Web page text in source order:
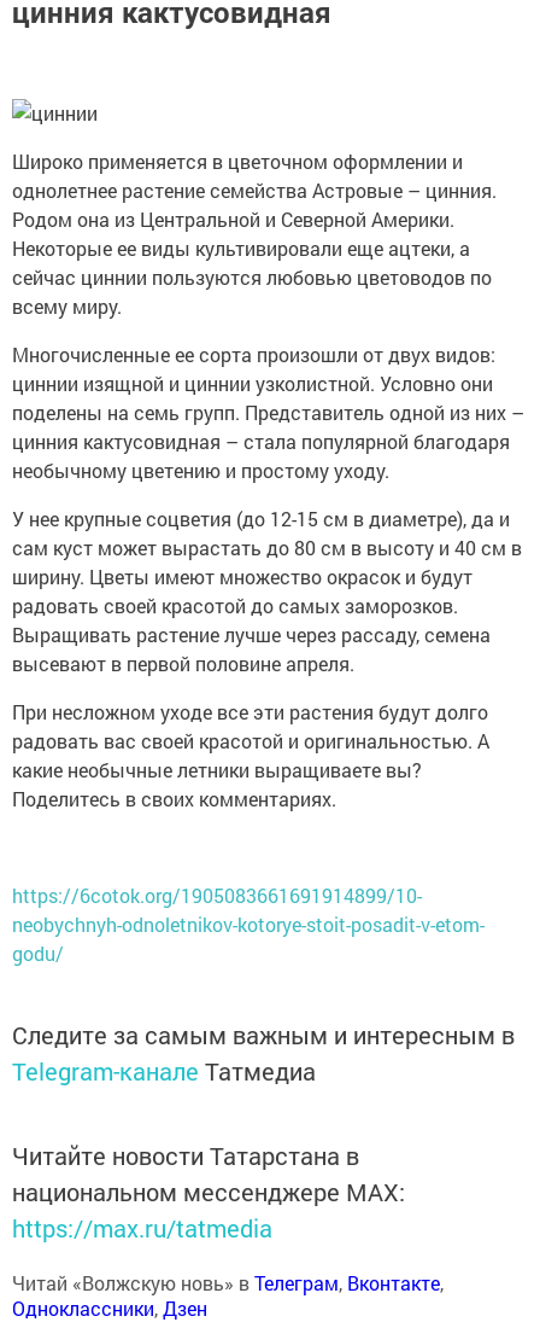
цинния кактусовидная
Широко применяется в цветочном оформлении и
однолетнее растение семейства Астровые – цинния.
Родом она из Центральной и Северной Америки.
Некоторые ее виды культивировали еще ацтеки, а
сейчас циннии пользуются любовью цветоводов по
всему миру.
Многочисленные ее сорта произошли от двух видов:
циннии изящной и циннии узколистной. Условно они
поделены на семь групп. Представитель одной из них –
цинния кактусовидная – стала популярной благодаря
необычному цветению и простому уходу.
У нее крупные соцветия (до 12-15 см в диаметре), да и
сам куст может вырастать до 80 см в высоту и 40 см в
ширину. Цветы имеют множество окрасок и будут
радовать своей красотой до самых заморозков.
Выращивать растение лучше через рассаду, семена
высевают в первой половине апреля.
При несложном уходе все эти растения будут долго
радовать вас своей красотой и оригинальностью. А
какие необычные летники выращиваете вы?
Поделитесь в своих комментариях.
https://6cotok.org/1905083661691914899/10-
neobychnyh-odnoletnikov-kotorye-stoit-posadit-v-etom-
godu/
Следите за самым важным и интересным в
Telegram-канале Татмедиа
Читайте новости Татарстана в
национальном мессенджере MАХ:
https://max.ru/tatmedia
Читай «Волжскую новь» вТелеграм, Вконтакте,
Одноклассники,Дзен